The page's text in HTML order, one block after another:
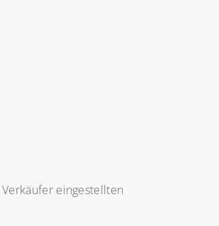
eingestellten